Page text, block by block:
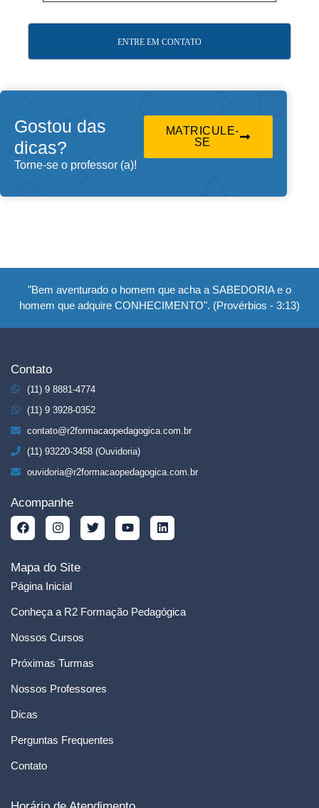
ENTRE EM CONTATO
Gostou das
dicas?
Torne-se o professor (a)!
MATRICULE-
SE
"Bem aventurado o homem que acha a SABEDORIA e o
homem que adquire CONHECIMENTO". (Provérbios - 3:13)
Contato
(11) 9 8881-4774
(11) 9 3928-0352
contato@r2formacaopedagogica.com.br
(11) 93220-3458 (Ouvidoria)
ouvidoria@r2formacaopedagogica.com.br
Acompanhe
Mapa do Site
Página Inicial
Conheça a R2 Formação Pedagógica
Nossos Cursos
Próximas Turmas
Nossos Professores
Dicas
Perguntas Frequentes
Contato